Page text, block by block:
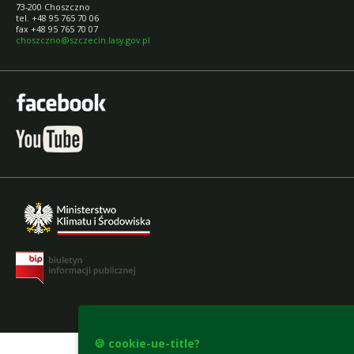
73-200 Choszczno
tel. +48 95 765 70 06
fax +48 95 765 70 07
choszczno@szczecin.lasy.gov.pl
🍪 cookie-ue-title?